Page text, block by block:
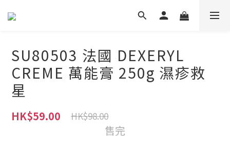
SU80503 法國 DEXERYL
CREME 萬能膏 250g 濕疹救
星
HK$59.00 HK$98.00
售完